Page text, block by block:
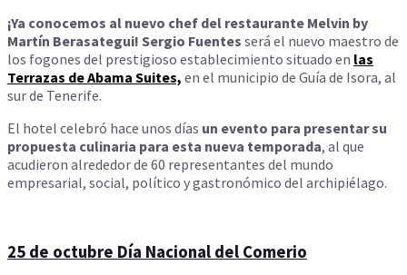
¡Ya conocemos al nuevo chef del restaurante Melvin by
Martín Berasategui! Sergio Fuentes será el nuevo maestro de
los fogones del prestigioso establecimiento situado en las
Terrazas de Abama Suites, en el municipio de Guía de Isora, al
sur de Tenerife.
El hotel celebró hace unos días un evento para presentar su
propuesta culinaria para esta nueva temporada, al que
acudieron alrededor de 60 representantes del mundo
empresarial, social, político y gastronómico del archipiélago.
25 de octubre Día Nacional del Comerio